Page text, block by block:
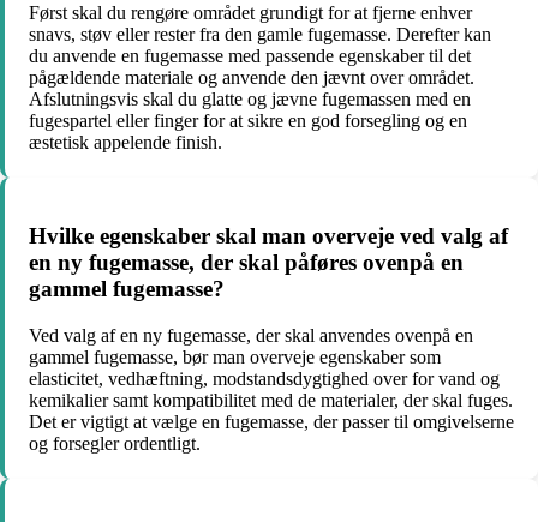
Først skal du rengøre området grundigt for at fjerne enhver
snavs, støv eller rester fra den gamle fugemasse. Derefter kan
du anvende en fugemasse med passende egenskaber til det
pågældende materiale og anvende den jævnt over området.
Afslutningsvis skal du glatte og jævne fugemassen med en
fugespartel eller finger for at sikre en god forsegling og en
æstetisk appelende finish.
Hvilke egenskaber skal man overveje ved valg af
en ny fugemasse, der skal påføres ovenpå en
gammel fugemasse?
Ved valg af en ny fugemasse, der skal anvendes ovenpå en
gammel fugemasse, bør man overveje egenskaber som
elasticitet, vedhæftning, modstandsdygtighed over for vand og
kemikalier samt kompatibilitet med de materialer, der skal fuges.
Det er vigtigt at vælge en fugemasse, der passer til omgivelserne
og forsegler ordentligt.